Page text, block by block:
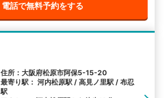
電話で無料予約をする
住所：大阪府松原市阿保5-15-20
最寄り駅： 河内松原駅 / 高見ノ里駅 / 布忍
駅